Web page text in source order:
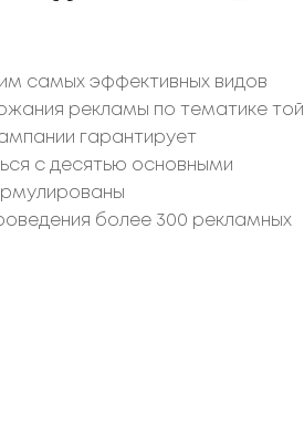
самых эффективных видов
рекламы по тематике той
гарантирует
с десятью основными
более 300 рекламных